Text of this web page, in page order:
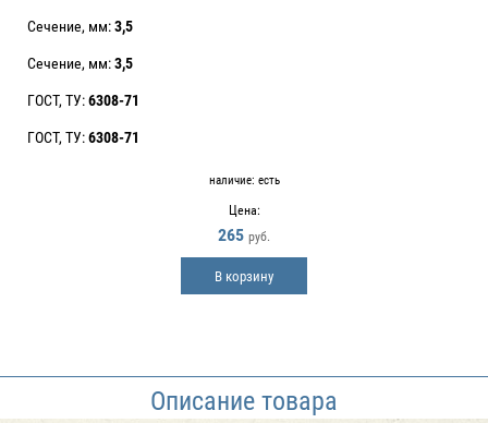
Сечение, мм:3,5
Сечение, мм:3,5
ГОСТ, ТУ:6308-71
ГОСТ, ТУ:6308-71
наличие: есть
Цена:
265 руб.
В корзину
Описание товара